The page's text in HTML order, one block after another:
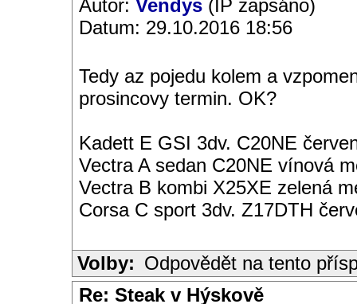
Autor: Vendys (IP zapsáno)
Datum: 29.10.2016 18:56
Tedy az pojedu kolem a
prosincovy termin. OK?
Kadett E GSI 3dv. C20NE
Vectra A sedan C20NE vínová
Vectra B kombi X25XE zelená
Corsa C sport 3dv. Z17DTH
Volby: Odpovědět na tento
Re: Steak v Hýskově